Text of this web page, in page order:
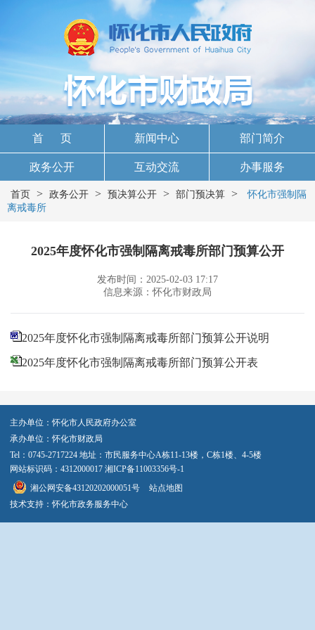
首 页 新闻中心 部门简介
政务公开 互动交流 办事服务
首页 > 政务公开 > 预决算公开 > 部门预决算 >
怀化市强制隔
离戒毒所
2025年度怀化市强制隔离戒毒所部门预算公开
发布时间：2025-02-03 17:17
信息来源：怀化市财政局
2025年度怀化市强制隔离戒毒所部门预算公开说明
2025年度怀化市强制隔离戒毒所部门预算公开表
主办单位：怀化市人民政府办公室
承办单位：怀化市财政局
Tel：0745-2717224 地址：市民服务中心A栋11-13楼，C栋1楼、4-5楼
网站标识码：4312000017 湘ICP备11003356号-1
湘公网安备43120202000051号
站点地图
技术支持：怀化市政务服务中心